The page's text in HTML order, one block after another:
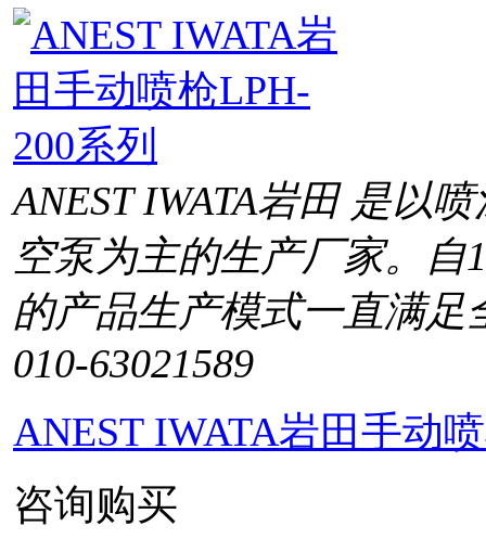
ANEST IWATA岩田 是以
空泵为主的生产厂家。自
的产品生产模式一直满足
010-63021589
ANEST IWATA岩田手动
咨询购买